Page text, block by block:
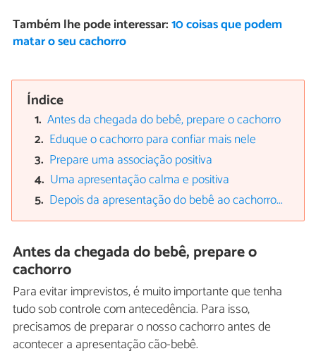
Também lhe pode interessar:10 coisas que podem
matar o seu cachorro
Índice
Antes da chegada do bebê, prepare o cachorro
Eduque o cachorro para confiar mais nele
Prepare uma associação positiva
Uma apresentação calma e positiva
Depois da apresentação do bebê ao cachorro...
Antes da chegada do bebê, prepare o
cachorro
Para evitar imprevistos, é muito importante que tenha
tudo sob controle com antecedência. Para isso,
precisamos de preparar o nosso cachorro antes de
acontecer a apresentação cão-bebê.